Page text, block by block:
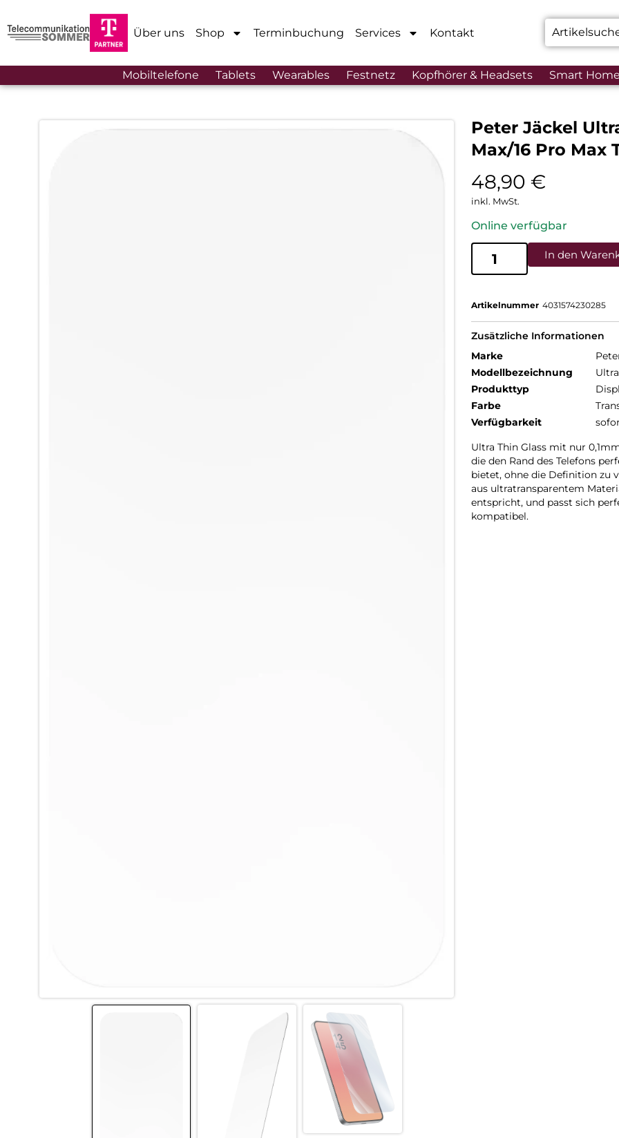
Über uns Shop Terminbuchung Services Kontakt
Mobiltelefone Tablets Wearables Festnetz Kopfhörer & Headsets Smart
Peter Jäckel
Max/16 Pro Max
48,90 €
inkl. MwSt.
Online verfügbar
In den
Artikelnummer 4031574230285
Zusätzliche Informationen
Marke
Modellbezeichnung
Produkttyp
Farbe
Verfügbarkeit
Ultra Thin Glass mit nur
die den Rand des Telefons
bietet, ohne die Definition zu
aus ultratransparentem
entspricht, und passt sich
kompatibel.